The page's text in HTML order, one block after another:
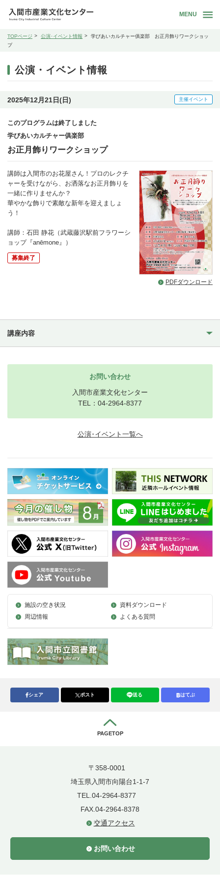
MENU
TOPページ 公演･イベント情報
学びあいカルチャー俱楽部 お正月飾りワークショッ
プ
公演・イベント情報
2025年12月21日(日) 主催イベント
このプログラムは終了しました
学びあいカルチャー俱楽部
お正月飾りワークショップ
講師は入間市のお花屋さん！プロのレクチ
ャーを受けながら、お洒落なお正月飾りを
一緒に作りませんか？
華やかな飾りで素敵な新年を迎えましょ
う！
講師： 石田 静花（武蔵藤沢駅前フラワーシ
ョップ『anēmone』）
募集終了
PDFダウンロード
講座内容
お問い合わせ
入間市産業文化センター
TEL：04-2964-8377
公演･イベント一覧へ
施設の空き状況
資料ダウンロード
周辺情報
よくある質問
シェア ポスト 送る はてぶ
PAGETOP
〒358-0001
埼玉県入間市向陽台1-1-7
TEL.04-2964-8377
FAX.04-2964-8378
交通アクセス
お問い合わせ